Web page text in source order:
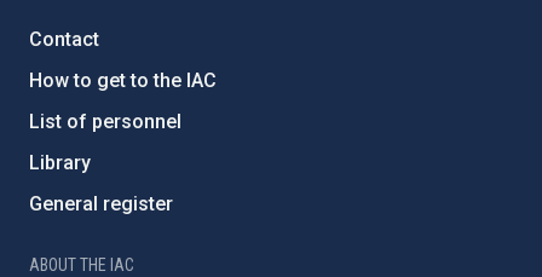
Contact
How to get to the IAC
List of personnel
Library
General register
ABOUT THE IAC